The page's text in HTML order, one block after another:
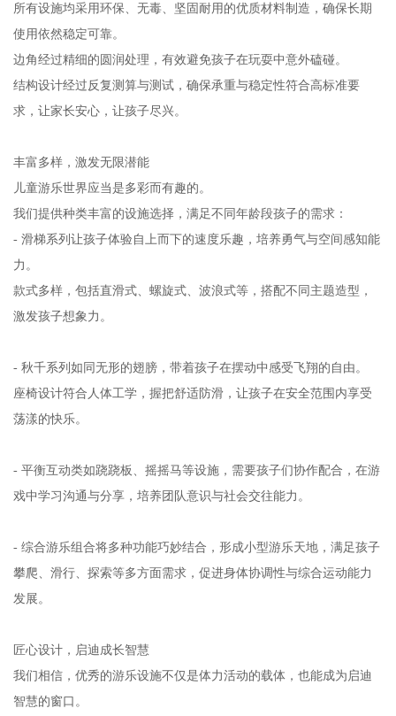
所有设施均采用环保、无毒、坚固耐用的优质材料制造，确保长期
使用依然稳定可靠。
边角经过精细的圆润处理，有效避免孩子在玩耍中意外磕碰。
结构设计经过反复测算与测试，确保承重与稳定性符合高标准要
求，让家长安心，让孩子尽兴。
丰富多样，激发无限潜能
儿童游乐世界应当是多彩而有趣的。
我们提供种类丰富的设施选择，满足不同年龄段孩子的需求：
- 滑梯系列让孩子体验自上而下的速度乐趣，培养勇气与空间感知能
力。
款式多样，包括直滑式、螺旋式、波浪式等，搭配不同主题造型，
激发孩子想象力。
- 秋千系列如同无形的翅膀，带着孩子在摆动中感受飞翔的自由。
座椅设计符合人体工学，握把舒适防滑，让孩子在安全范围内享受
荡漾的快乐。
- 平衡互动类如跷跷板、摇摇马等设施，需要孩子们协作配合，在游
戏中学习沟通与分享，培养团队意识与社会交往能力。
- 综合游乐组合将多种功能巧妙结合，形成小型游乐天地，满足孩子
攀爬、滑行、探索等多方面需求，促进身体协调性与综合运动能力
发展。
匠心设计，启迪成长智慧
我们相信，优秀的游乐设施不仅是体力活动的载体，也能成为启迪
智慧的窗口。